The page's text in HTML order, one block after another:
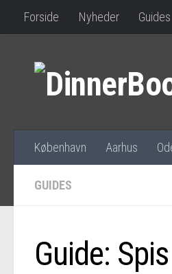
Forside Nyheder Guides
København Aarhus
GUIDES
Guide: